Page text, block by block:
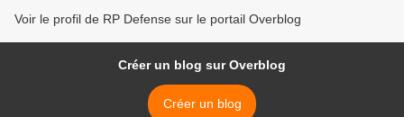
Voir le profil de RP Defense sur le portail Overblog
Créer un blog sur Overblog
Créer un blog